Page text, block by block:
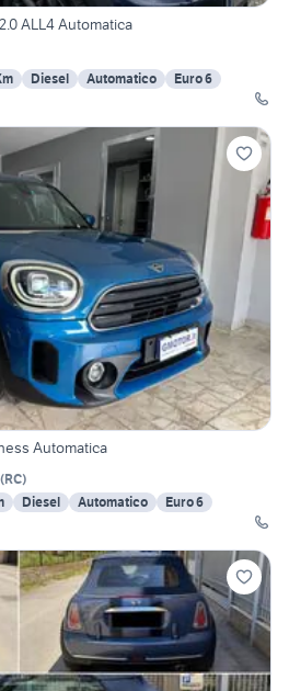
ALL4 Automatica
Diesel Automatico
Euro 6
Automatica
(RC)
Diesel Automatico
Euro 6